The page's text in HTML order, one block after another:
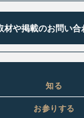
材や掲載のお問い合
知る
お参りする